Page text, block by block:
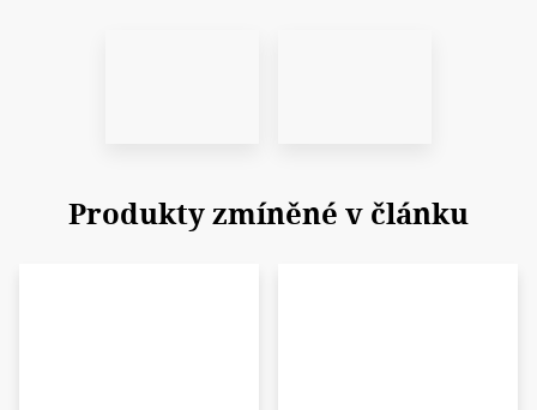
Produkty zmíněné v článku